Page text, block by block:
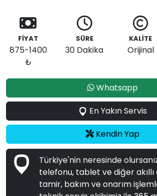
FİYAT
875-1400
₺
SÜRE
30 Dakika
KALİTE
Orijinal
Whatsapp
En Yakın Servis
Kendin Yap
Türkiye'nin neresinde
telefonu, tablet ve diğer akıllı
tamir, bakım ve onarım